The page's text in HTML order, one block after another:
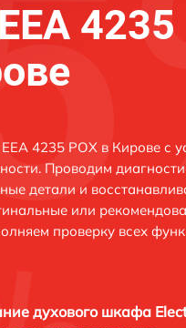
4235
4235 POX в Кирове с
Проводим
детали и
или
проверку всех
духового шкафа